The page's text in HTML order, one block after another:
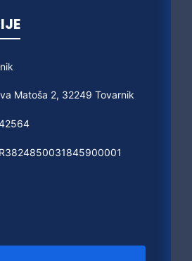
Matoša 2, 32249 Tovarnik